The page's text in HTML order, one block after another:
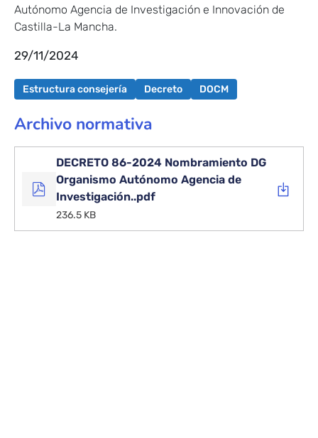
Autónomo Agencia de Investigación e Innovación de
Castilla-La Mancha.
29/11/2024
Estructura consejería Decreto DOCM
Archivo normativa
DECRETO 86-2024 Nombramiento DG
Organismo Autónomo Agencia de
Investigación..pdf
236.5 KB